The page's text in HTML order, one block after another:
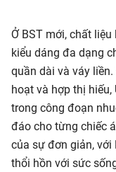
Ở BST mới, chất
kiểu dáng đa dạng
quần dài và váy
hoạt và hợp thị
trong công đoạn
đáo cho từng chiếc
của sự đơn giản, với
thổi hồn với sức